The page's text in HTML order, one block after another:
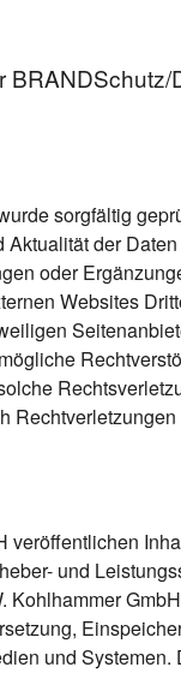
sorgfältig
der
oder
Websites
veröffentlichen
und
Kohlhammer
und